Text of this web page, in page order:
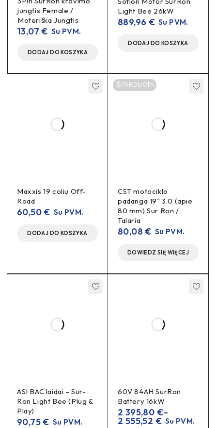
Talaria: Sting, 3X*
*Patikrinkite konkretaus modelio pakojų ašies/varžtų
išdėstymą prieš montuojant.
Specifikacijos
pakojų (peg) laikiklių pora / vienetas (pagal
Montavimas: į OEM tvirtinimo vietas, be modifikacijų
Tikslesnis valdymas
– tvirta atrama stovint ant
pakojų.
– geriau atlaiko bekelės
krūvius.
– estetiškai dera su rėmu
suderinami su daugeliu „aftermarket“ pakojų.
jungtis Female /
Moteriška Jungtis
13,07€ Su PVM.
DODAJ DO KOSZYKA
Light Bee 26kW
889,96 € Su PVM.
DODAJ DO KOSZYKA
Maxxis 19 colių Off-
Road
60,50€ Su PVM.
DODAJ DO KOSZYKA
IŠPARDUOTA
CST motociklo
padanga 19" 3.0 (apie
80 mm) Sur Ron /
Talaria
80,08€ Su PVM.
DOWIEDZ SIĘ WIĘCEJ
ASI BAC laidai – Sur-
Ron Light Bee (Plug &
Play)
90,75€ Su PVM.
60V 84AH SurRon
Battery 16kW
2 395,80 €–
2 555,52 € Su PVM.